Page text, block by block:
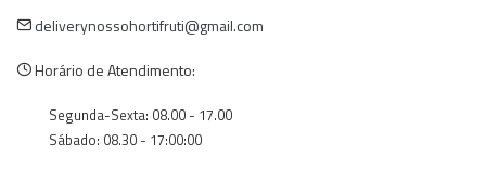
deliverynossohortifruti@gmail.com
Horário de Atendimento:
Segunda-Sexta: 08.00 - 17.00
Sábado: 08.30 - 17:00:00